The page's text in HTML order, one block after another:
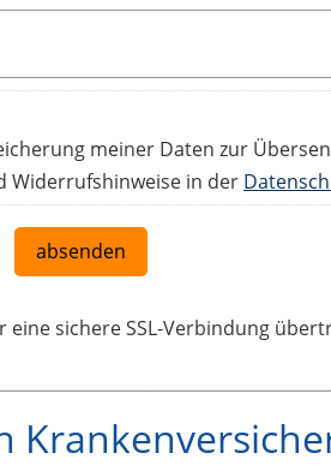
meiner Daten zur
Widerrufshinweise in der
absenden
eine sichere SSL-Verbindung